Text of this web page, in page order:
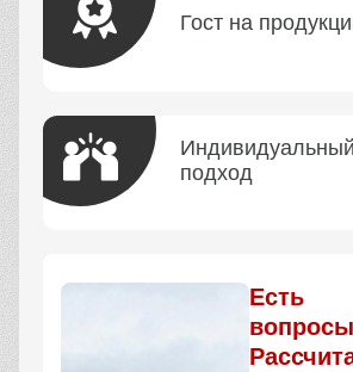
Гост на
Индивидуальный
подход
Есть